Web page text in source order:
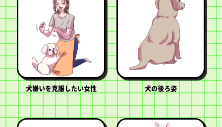
犬嫌いを克服したい女性 犬の後ろ姿